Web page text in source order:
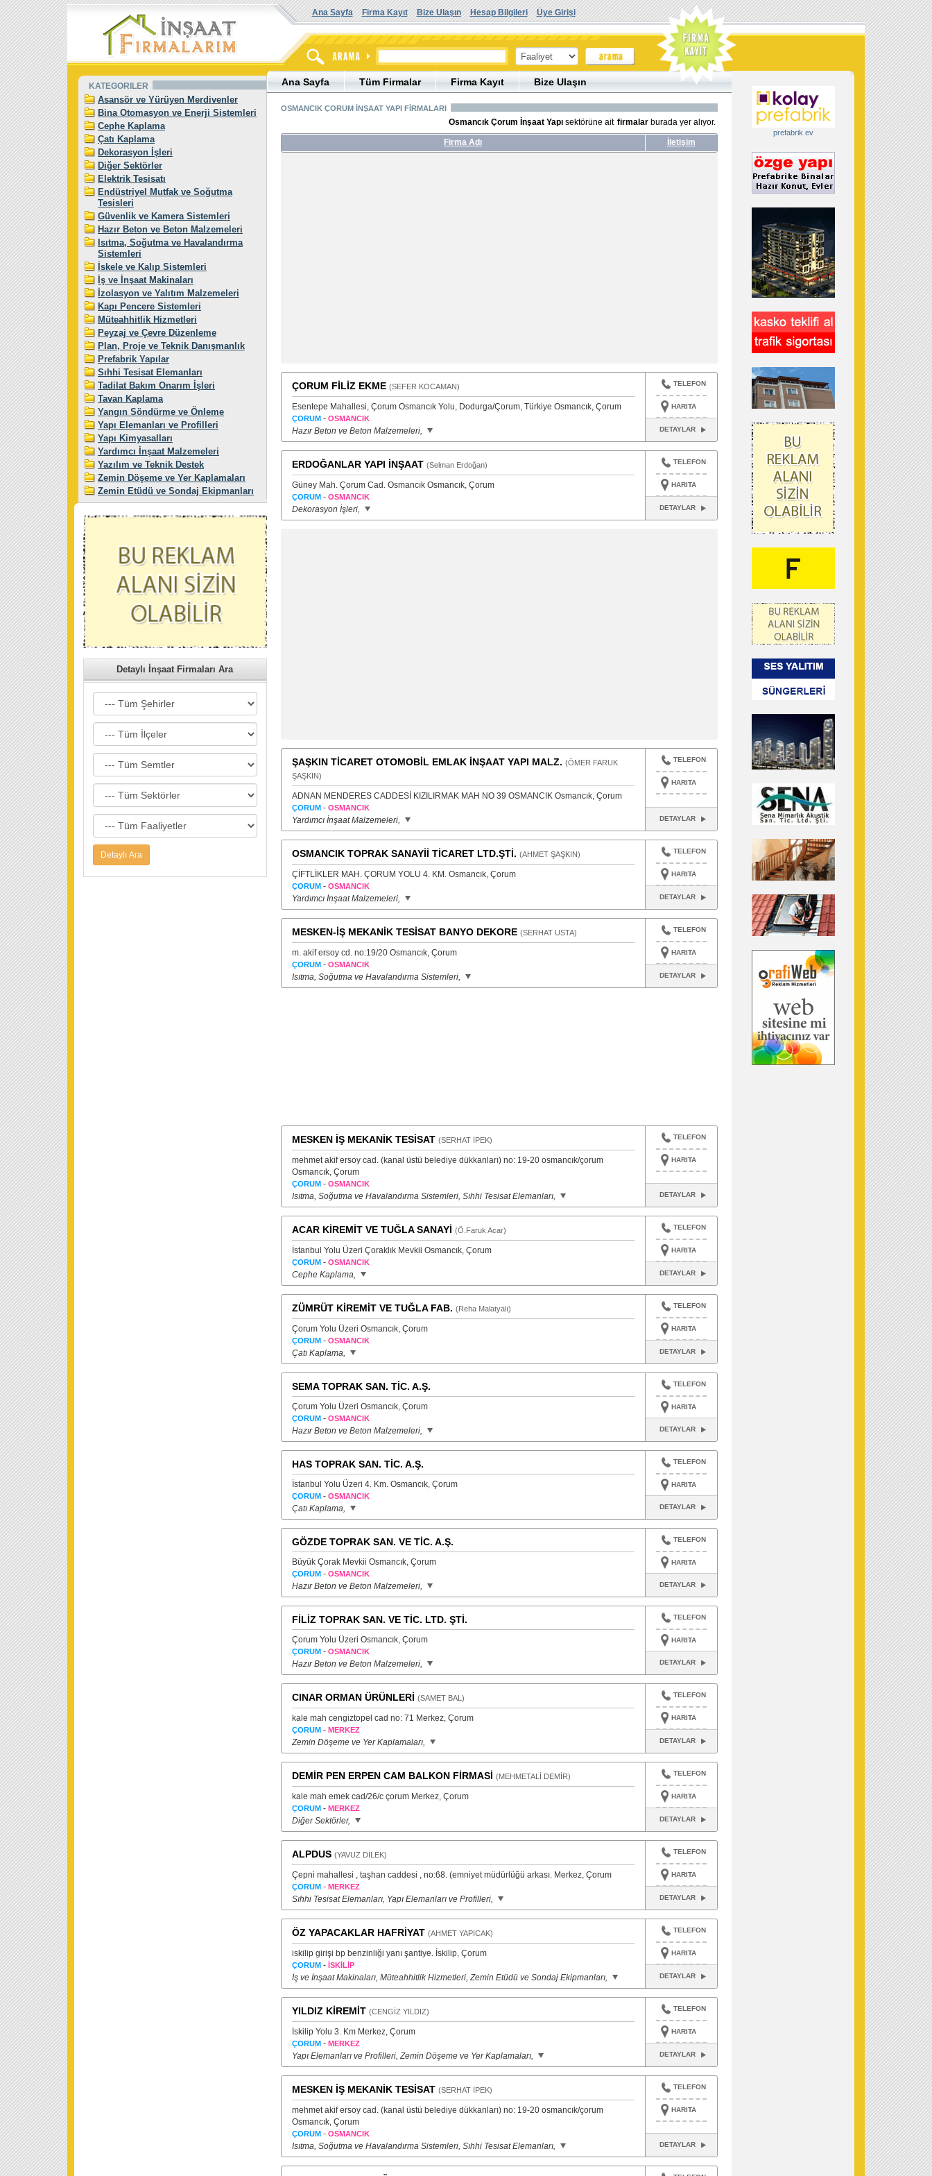
Ana Sayfa Firma Kayıt Bize Ulaşın Hesap Bilgileri Üye Girişi
Ana Sayfa Tüm Firmalar Firma Kayıt Bize Ulaşın
OSMANCIK ÇORUM İNŞAAT YAPI FİRMALARI
Osmancık Çorum İnşaat Yapı sektörüne ait firmalar burada yer alıyor.
Firma Adı İletişim
ÇORUM FİLİZ EKME (SEFER KOCAMAN)
Esentepe Mahallesi, Çorum Osmancık Yolu, Dodurga/Çorum, Türkiye Osmancık, Çorum
ÇORUM- OSMANCIK
Hazır Beton ve Beton Malzemeleri,
TELEFON
HARITA
DETAYLAR
ERDOĞANLAR YAPI İNŞAAT (Selman Erdoğan)
Güney Mah. Çorum Cad. Osmancık Osmancık, Çorum
ÇORUM- OSMANCIK
Dekorasyon İşleri,
TELEFON
HARITA
DETAYLAR
ŞAŞKIN TİCARET OTOMOBİL EMLAK İNŞAAT YAPI MALZ. (ÖMER FARUK
ŞAŞKIN)
ADNAN MENDERES CADDESİ KIZILIRMAK MAH NO 39 OSMANCIK Osmancık, Çorum
ÇORUM- OSMANCIK
Yardımcı İnşaat Malzemeleri,
TELEFON
HARITA
DETAYLAR
OSMANCIK TOPRAK SANAYİİ TİCARET LTD.ŞTİ. (AHMET ŞAŞKIN)
ÇİFTLİKLER MAH. ÇORUM YOLU 4. KM. Osmancık, Çorum
ÇORUM- OSMANCIK
Yardımcı İnşaat Malzemeleri,
TELEFON
HARITA
DETAYLAR
MESKEN-İŞ MEKANİK TESİSAT BANYO DEKORE (SERHAT USTA)
m. akif ersoy cd. no:19/20 Osmancık, Çorum
ÇORUM- OSMANCIK
Isıtma, Soğutma ve Havalandırma Sistemleri,
TELEFON
HARITA
DETAYLAR
MESKEN İŞ MEKANİK TESİSAT (SERHAT İPEK)
mehmet akif ersoy cad. (kanal üstü belediye dükkanları) no: 19-20 osmancık/çorum
Osmancık, Çorum
ÇORUM- OSMANCIK
Isıtma, Soğutma ve Havalandırma Sistemleri, Sıhhi Tesisat Elemanları,
TELEFON
HARITA
DETAYLAR
ACAR KİREMİT VE TUĞLA SANAYİ (Ö.Faruk Acar)
İstanbul Yolu Üzeri Çoraklık Mevkii Osmancık, Çorum
ÇORUM- OSMANCIK
Cephe Kaplama,
TELEFON
HARITA
DETAYLAR
ZÜMRÜT KİREMİT VE TUĞLA FAB. (Reha Malatyalı)
Çorum Yolu Üzeri Osmancık, Çorum
ÇORUM- OSMANCIK
Çatı Kaplama,
TELEFON
HARITA
DETAYLAR
SEMA TOPRAK SAN. TİC. A.Ş.
Çorum Yolu Üzeri Osmancık, Çorum
ÇORUM- OSMANCIK
Hazır Beton ve Beton Malzemeleri,
TELEFON
HARITA
DETAYLAR
HAS TOPRAK SAN. TİC. A.Ş.
İstanbul Yolu Üzeri 4. Km. Osmancık, Çorum
ÇORUM- OSMANCIK
Çatı Kaplama,
TELEFON
HARITA
DETAYLAR
GÖZDE TOPRAK SAN. VE TİC. A.Ş.
Büyük Çorak Mevkii Osmancık, Çorum
ÇORUM- OSMANCIK
Hazır Beton ve Beton Malzemeleri,
TELEFON
HARITA
DETAYLAR
FİLİZ TOPRAK SAN. VE TİC. LTD. ŞTİ.
Çorum Yolu Üzeri Osmancık, Çorum
ÇORUM- OSMANCIK
Hazır Beton ve Beton Malzemeleri,
TELEFON
HARITA
DETAYLAR
CINAR ORMAN ÜRÜNLERİ (SAMET BAL)
kale mah cengiztopel cad no: 71 Merkez, Çorum
ÇORUM- MERKEZ
Zemin Döşeme ve Yer Kaplamaları,
TELEFON
HARITA
DETAYLAR
DEMİR PEN ERPEN CAM BALKON FİRMASİ (MEHMETALİ DEMİR)
kale mah emek cad/26/c çorum Merkez, Çorum
ÇORUM- MERKEZ
Diğer Sektörler,
TELEFON
HARITA
DETAYLAR
ALPDUS (YAVUZ DİLEK)
Çepni mahallesi , taşhan caddesi , no:68. (emniyet müdürlüğü arkası. Merkez, Çorum
ÇORUM- MERKEZ
Sıhhi Tesisat Elemanları, Yapı Elemanları ve Profilleri,
TELEFON
HARITA
DETAYLAR
ÖZ YAPACAKLAR HAFRİYAT (AHMET YAPICAK)
iskilip girişi bp benzinliği yanı şantiye. İskilip, Çorum
ÇORUM- İSKİLİP
İş ve İnşaat Makinaları, Müteahhitlik Hizmetleri, Zemin Etüdü ve Sondaj Ekipmanları,
TELEFON
HARITA
DETAYLAR
YILDIZ KİREMİT (CENGİZ YILDIZ)
İskilip Yolu 3. Km Merkez, Çorum
ÇORUM- MERKEZ
Yapı Elemanları ve Profilleri, Zemin Döşeme ve Yer Kaplamaları,
TELEFON
HARITA
DETAYLAR
MESKEN İŞ MEKANİK TESİSAT (SERHAT İPEK)
mehmet akif ersoy cad. (kanal üstü belediye dükkanları) no: 19-20 osmancık/çorum
Osmancık, Çorum
ÇORUM- OSMANCIK
Isıtma, Soğutma ve Havalandırma Sistemleri, Sıhhi Tesisat Elemanları,
TELEFON
HARITA
DETAYLAR
KATEGORILER
Asansör ve Yürüyen Merdivenler
Bina Otomasyon ve Enerji Sistemleri
Cephe Kaplama
Çatı Kaplama
Dekorasyon İşleri
Diğer Sektörler
Elektrik Tesisatı
Endüstriyel Mutfak ve Soğutma
Tesisleri
Güvenlik ve Kamera Sistemleri
Hazır Beton ve Beton Malzemeleri
Isıtma, Soğutma ve Havalandırma
Sistemleri
İskele ve Kalıp Sistemleri
İş ve İnşaat Makinaları
İzolasyon ve Yalıtım Malzemeleri
Kapı Pencere Sistemleri
Müteahhitlik Hizmetleri
Peyzaj ve Çevre Düzenleme
Plan, Proje ve Teknik Danışmanlık
Prefabrik Yapılar
Sıhhi Tesisat Elemanları
Tadilat Bakım Onarım İşleri
Tavan Kaplama
Yangın Söndürme ve Önleme
Yapı Elemanları ve Profilleri
Yapı Kimyasalları
Yardımcı İnşaat Malzemeleri
Yazılım ve Teknik Destek
Zemin Döşeme ve Yer Kaplamaları
Zemin Etüdü ve Sondaj Ekipmanları
Detaylı İnşaat Firmaları Ara
prefabrik ev